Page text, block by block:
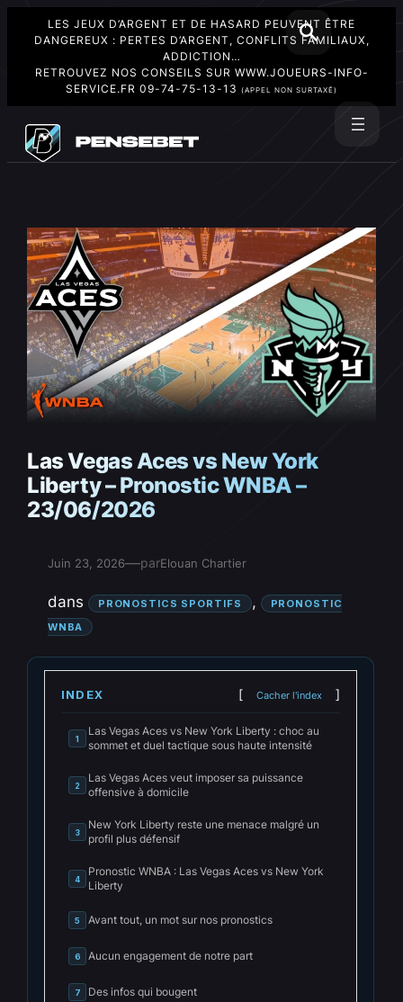
LES JEUX D’ARGENT ET DE HASARD PEUVENT ÊTRE
DANGEREUX : PERTES D’ARGENT, CONFLITS FAMILIAUX,
ADDICTION…
RETROUVEZ NOS CONSEILS SUR WWW.JOUEURS-INFO-
SERVICE.FR 09-74-75-13-13 (APPEL NON SURTAXÉ)
contenu
Las Vegas Aces vs New York
Liberty – Pronostic WNBA –
23/06/2026
Juin 23, 2026—parElouan Chartier
dans PRONOSTICS SPORTIFS ,
PRONOSTIC
WNBA
INDEX Cacher l'index
1
Las Vegas Aces vs New York Liberty : choc au
sommet et duel tactique sous haute intensité
2
Las Vegas Aces veut imposer sa puissance
offensive à domicile
3
New York Liberty reste une menace malgré un
profil plus défensif
4
Pronostic WNBA : Las Vegas Aces vs New York
Liberty
5 Avant tout, un mot sur nos pronostics
6 Aucun engagement de notre part
7 Des infos qui bougent